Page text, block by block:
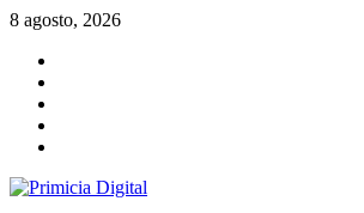
Saltar
contenido
8 agosto, 2026